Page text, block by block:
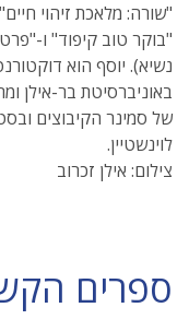
"שורה: מלאכת זיהוי
"בוקר טוב קיפוד" ו-
נשיא). יוסף הוא
באוניברסיטת בר-אילן
של סמינר הקיבוצים
לוינשטיין.
צילום: אילן זכרוב
ספרים